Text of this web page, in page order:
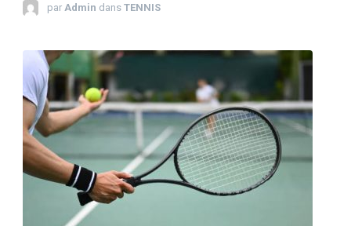
par Admin dans TENNIS